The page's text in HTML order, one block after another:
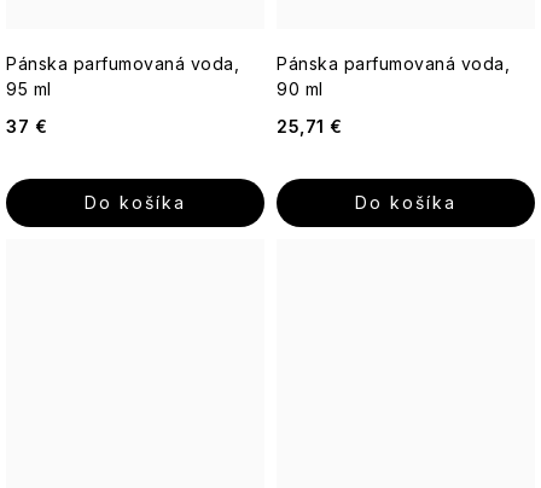
Pánska parfumovaná voda,
95 ml
37 €
Do košíka
Pánska parfumovaná voda,
90 ml
25,71 €
Do košíka